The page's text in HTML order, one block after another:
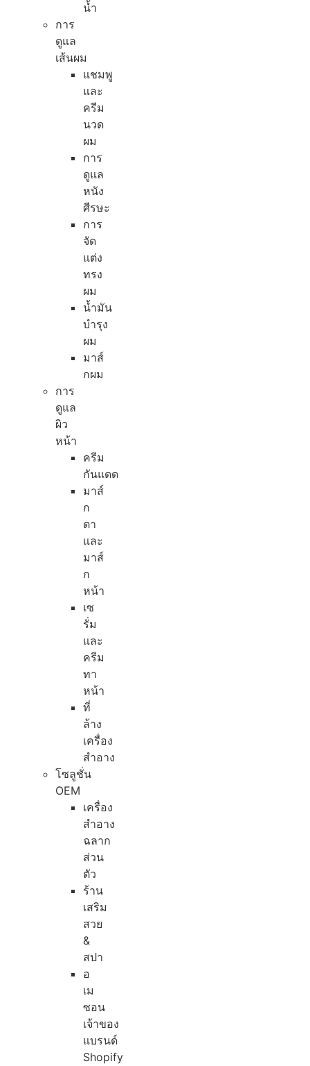
น้ำ
การ
ดูแล
เส้นผม
แชมพู
และ
ครีม
นวด
ผม
การ
ดูแล
หนัง
ศีรษะ
การ
จัด
แต่ง
ทรง
ผม
น้ำมัน
บำรุง
ผม
มาส์
กผม
การ
ดูแล
ผิว
หน้า
ครีม
กันแดด
มาส์
ก
ตา
และ
มาส์
ก
หน้า
เซ
รั่ม
และ
ครีม
ทา
หน้า
ที่
ล้าง
เครื่อง
สำอาง
โซลูชั่น
OEM
เครื่อง
สำอาง
ฉลาก
ส่วน
ตัว
ร้าน
เสริม
สวย
&
สปา
อ
เม
ซอน
เจ้าของ
แบรนด์
Shopify